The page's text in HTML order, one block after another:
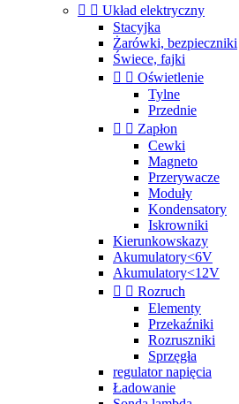
  Układ elektryczny
Stacyjka
Żarówki, bezpieczniki
Świece, fajki
  Oświetlenie
Tylne
Przednie
  Zapłon
Cewki
Magneto
Przerywacze
Moduły
Kondensatory
Iskrowniki
Kierunkowskazy
Akumulatory<6V
Akumulatory<12V
  Rozruch
Elementy
Przekaźniki
Rozruszniki
Sprzęgła
regulator napięcia
Ładowanie